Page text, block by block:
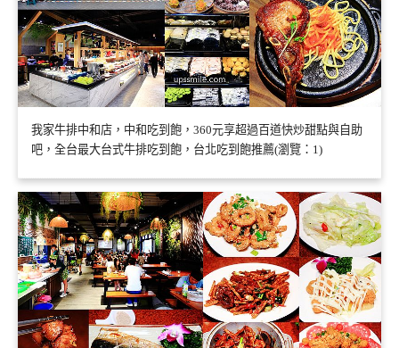
我家牛排中和店，中和吃到飽，360元享超過百道快炒甜點與自助
吧，全台最大台式牛排吃到飽，台北吃到飽推薦(瀏覽：1)